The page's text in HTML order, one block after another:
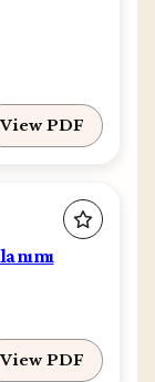
View PDF
View PDF